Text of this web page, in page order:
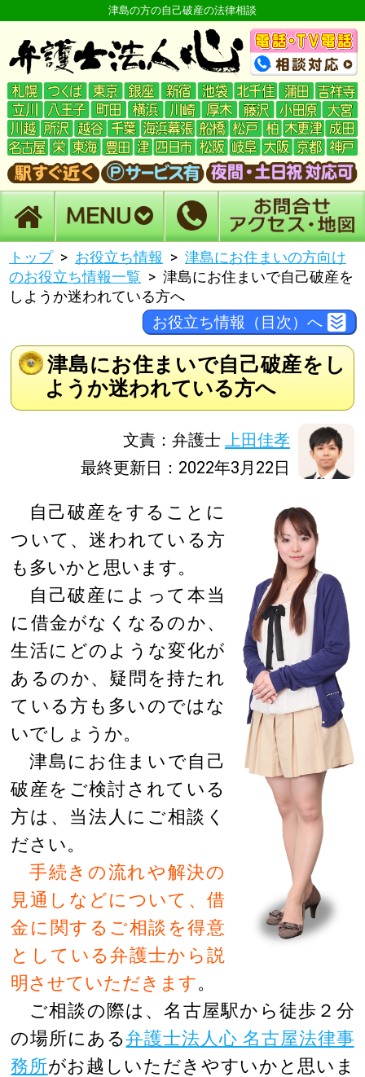
津島の方の自己破産の法律相談
トップ お役立ち情報
津島にお住まいの方向け
のお役立ち情報一覧
津島にお住まいで自己破産を
しようか迷われている方へ
お役立ち情報（目次）へ
津島にお住まいで自己破産をし
ようか迷われている方へ
文責：弁護士 上田佳孝
最終更新日：2022年3月22日
自己破産をすることに
ついて、迷われている方
も多いかと思います。
自己破産によって本当
に借金がなくなるのか、
生活にどのような変化が
あるのか、疑問を持たれ
ている方も多いのではな
いでしょうか。
津島にお住まいで自己
破産をご検討されている
方は、当法人にご相談く
ださい。
手続きの流れや解決の
見通しなどについて、借
金に関するご相談を得意
としている弁護士から説
明させていただきます。
ご相談の際は、名古屋駅から徒歩２分
の場所にある弁護士法人心 名古屋法律事
務所がお越しいただきやすいかと思いま